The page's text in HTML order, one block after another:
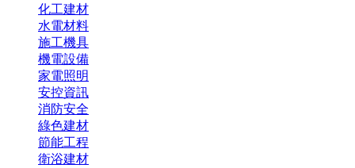
化工建材
水電材料
施工機具
機電設備
家電照明
安控資訊
消防安全
綠色建材
節能工程
衛浴建材